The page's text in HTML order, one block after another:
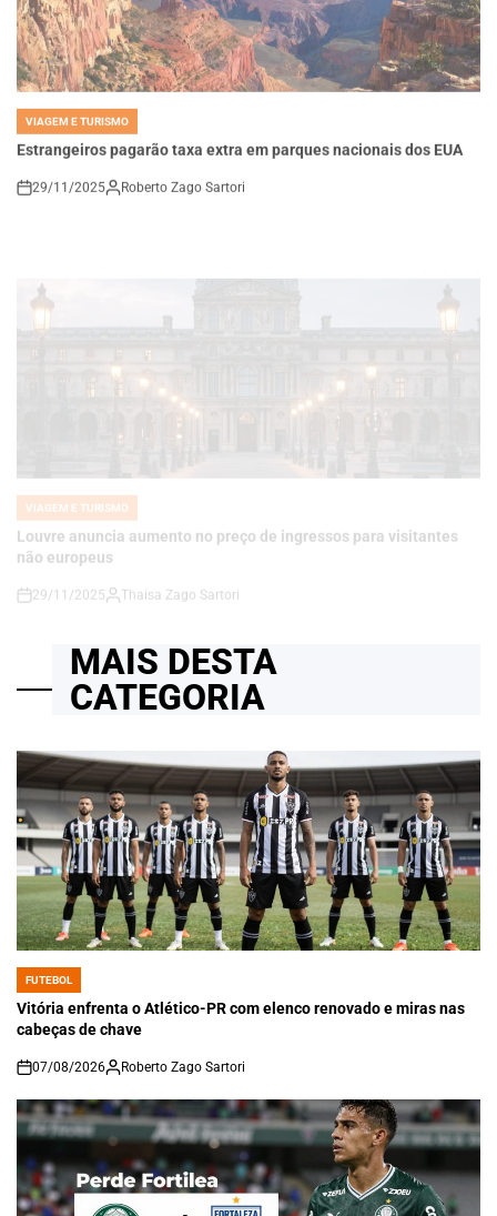
POSTED
IN
VIAGEM E TURISMO
Estrangeiros pagarão taxa extra em parques nacionais dos EUA
on
29/11/2025 Roberto Zago Sartori
Louvre anuncia aumento no preço de ingressos para visitantes
on
29/11/2025 Thaisa Zago Sartori
MAIS DESTA
CATEGORIA
POSTED
IN
FUTEBOL
Vitória enfrenta o Atlético-PR com elenco renovado e miras nas
cabeças de chave
on
07/08/2026 Roberto Zago Sartori